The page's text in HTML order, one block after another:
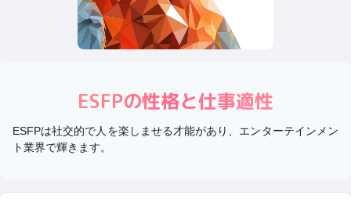
ESFPの性格と仕事適性
ESFPは社交的で人を楽しませる才能があり、エンターテインメン
ト業界で輝きます。